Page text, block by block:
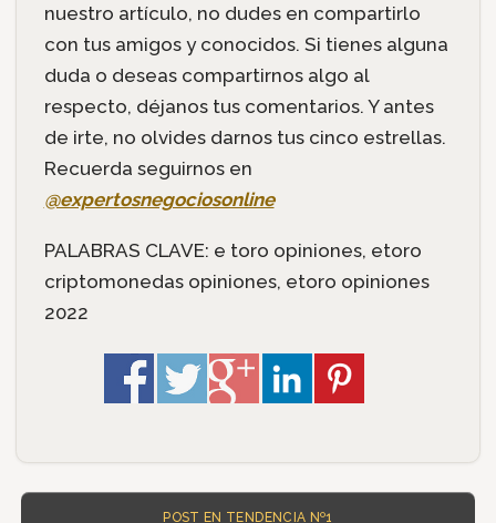
nuestro artículo, no dudes en compartirlo
con tus amigos y conocidos. Si tienes alguna
duda o deseas compartirnos algo al
respecto, déjanos tus comentarios. Y antes
de irte, no olvides darnos tus cinco estrellas.
Recuerda seguirnos en
@expertosnegociosonline
PALABRAS CLAVE: e toro opiniones, etoro
criptomonedas opiniones, etoro opiniones
2022
POST EN TENDENCIA Nº1